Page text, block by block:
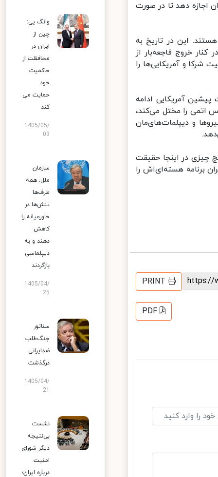
اجازه دهد تا در صورت
این در تاریخ به
خروج فاجعه‌بار از
و آمریکایی‌ها را
آمریکایی ادامه
اتمی را مختل می‌کند،
و دیپلمات‌های‌مان
در اینجا حقیقت
برنامه هسته‌ای‌اش را
PRINT
PDF
وانگ یی:
چین از
ایران در
محافظت از
حاکمیت
خود
حمایت می
کند
1405/05/
03
سازمان
ملل: همه
طرف‌ها
تنش‌ها در
خاورمیانه را
کاهش
دهند و به
دیپلماسی
بازگردند
1405/04/
25
سناتور
جنگ‌طلب
ضدایرانی
درگذشت
1405/04/
نشست
بی‌نتیجه
دیگر شورای
امنیت
درباره ایران؛